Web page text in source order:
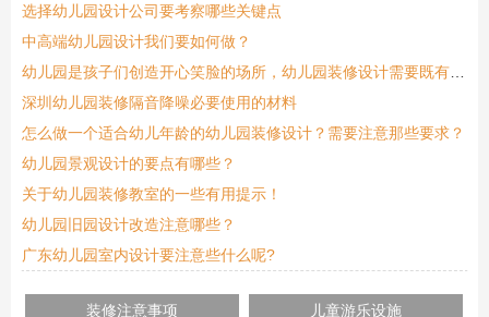
选择幼儿园设计公司要考察哪些关键点
中高端幼儿园设计我们要如何做？
幼儿园是孩子们创造开心笑脸的场所，幼儿园装修设计需要既有特色又安全
深圳幼儿园装修隔音降噪必要使用的材料
怎么做一个适合幼儿年龄的幼儿园装修设计？需要注意那些要求？
幼儿园景观设计的要点有哪些？
关于幼儿园装修教室的一些有用提示！
幼儿园旧园设计改造注意哪些？
广东幼儿园室内设计要注意些什么呢?
装修注意事项
儿童游乐设施